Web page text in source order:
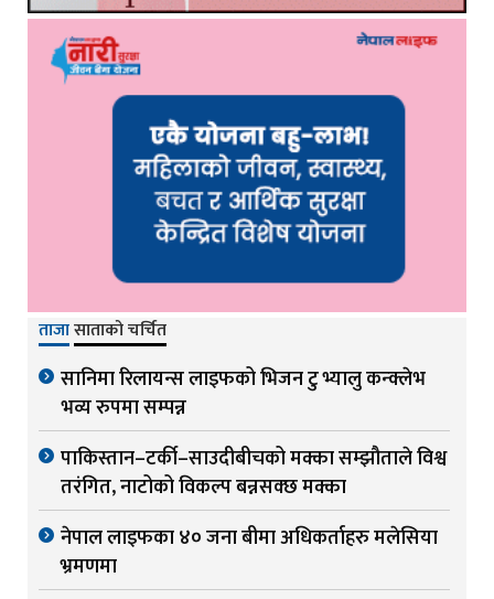
ताजासाताको चर्चित
सानिमा रिलायन्स लाइफको भिजन टु भ्यालु कन्क्लेभ
भव्य रुपमा सम्पन्न
पाकिस्तान–टर्की–साउदीबीचको मक्का सम्झौताले विश्व
तरंगित, नाटोको विकल्प बन्नसक्छ मक्का
नेपाल लाइफका ४० जना बीमा अधिकर्ताहरु मलेसिया
भ्रमणमा